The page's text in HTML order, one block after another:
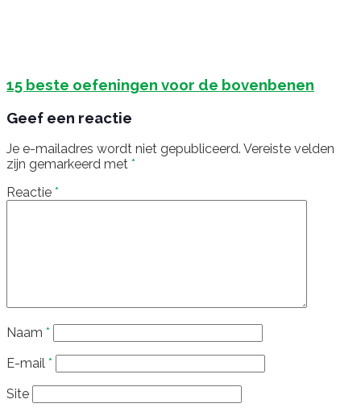
15 beste oefeningen voor de bovenbenen
Geef een reactie
Je e-mailadres wordt niet gepubliceerd. Vereiste velden
zijn gemarkeerd met *
Reactie *
Naam *
E-mail *
Site